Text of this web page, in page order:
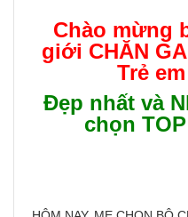
Chào mừng
giới CHĂN
Trẻ
Đẹp nhất và
chọn